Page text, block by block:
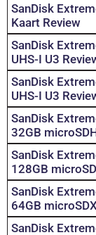
SanDisk
Kaart Review
SanDisk
UHS-I U3
SanDisk
UHS-I U3
SanDisk
32GB
SanDisk
128GB
SanDisk
64GB
SanDisk